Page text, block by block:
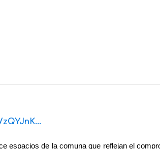
espacios de la comuna que reflejan el